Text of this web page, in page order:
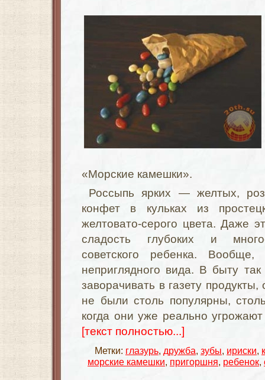
«Морские камешки».
Россыпь ярких — желтых,
конфет в кульках из
желтовато-серого цвета. Даже
сладость глубоких и
советского ребенка.
неприглядного вида. В быту
заворачивать в газету
не были столь популярны,
когда они уже реально
[текст полностью...]
Метки: глазурь, дружба, зубы, ириски,
морские камешки, пригоршня, ребенок,